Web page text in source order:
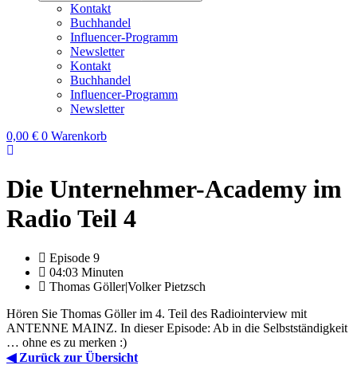
Kontakt
Buchhandel
Influencer-Programm
Newsletter
Kontakt
Buchhandel
Influencer-Programm
Newsletter
0,00 € 0 Warenkorb
Die Unternehmer-Academy im
Radio Teil 4
Episode 9
04:03 Minuten
Thomas Göller|Volker Pietzsch
Hören Sie Thomas Göller im 4. Teil des Radiointerview mit
ANTENNE MAINZ. In dieser Episode: Ab in die Selbstständigkeit
… ohne es zu merken :)
◀ Zurück zur Übersicht